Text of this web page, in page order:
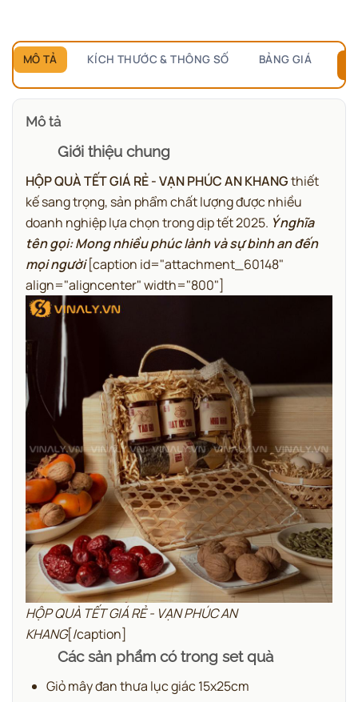
MÔ TẢ KÍCH THƯỚC & THÔNG SỐ BẢNG GIÁ
Mô tả
Giới thiệu chung
HỘP QUÀ TẾT GIÁ RẺ - VẠN PHÚC AN KHANGthiết
kế sang trọng, sản phẩm chất lượng được nhiều
doanh nghiệp lựa chọn trong dịp tết 2025. Ý nghĩa
tên gọi: Mong nhiều phúc lành và sự bình an đến
mọi người[caption id="attachment_60148"
align="aligncenter" width="800"]
HỘP QUÀ TẾT GIÁ RẺ - VẠN PHÚC AN
KHANG[/caption]
Các sản phẩm có trong set quà
Giỏ mây đan thưa lục giác 15x25cm